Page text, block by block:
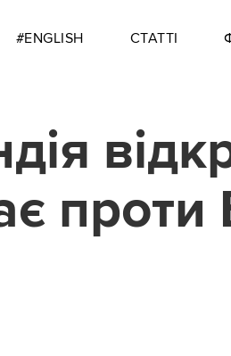
#ENGLISH СТАТТІ
проти